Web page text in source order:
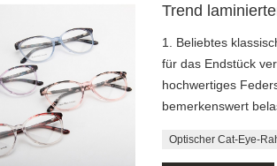
Trend
1. Beliebtes
für das Endstück
hochwertiges
bemerkenswert
Optischer Cat-Eye-